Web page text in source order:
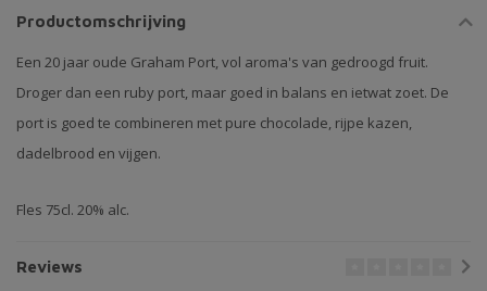
Productomschrijving
Een 20 jaar oude Graham Port, vol aroma's van gedroogd fruit.
Droger dan een ruby port, maar goed in balans en ietwat zoet. De
port is goed te combineren met pure chocolade, rijpe kazen,
dadelbrood en vijgen.
Fles 75cl. 20% alc.
Reviews